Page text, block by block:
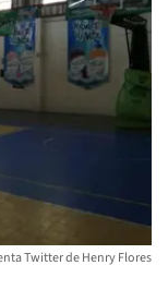
Twitter de Henry Flores